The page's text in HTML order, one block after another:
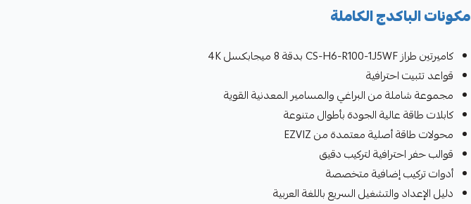
مكونات الباكدج الكاملة
كاميرتين طراز CS-H6-R100-1J5WF بدقة 8 ميجابكسل 4K
قواعد تثبيت احترافية
مجموعة شاملة من البراغي والمسامير المعدنية القوية
كابلات طاقة عالية الجودة بأطوال متنوعة
محولات طاقة أصلية معتمدة من EZVIZ
قوالب حفر احترافية لتركيب دقيق
أدوات تركيب إضافية متخصصة
دليل الإعداد والتشغيل السريع باللغة العربية